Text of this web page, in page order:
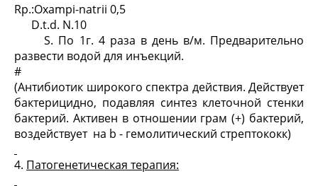
Rp.:Oxampi-natrii 0,5
D.t.d. N.10
S. По 1г. 4 раза в день в/м. Предварительно
развести водой для инъекций.
#
(Антибиотик широкого спектра действия. Действует
бактерицидно, подавляя синтез клеточной стенки
бактерий. Активен в отношении грам (+) бактерий,
воздействует на b - гемолитический стрептококк)
4. Патогенетическая терапия: